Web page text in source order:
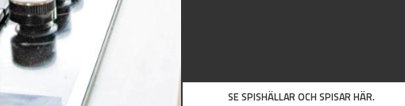
SE SPISHÄLLAR OCH SPISAR HÄR.